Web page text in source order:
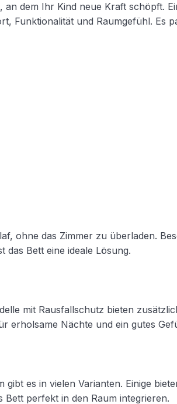
dem Ihr Kind neue Kraft schöpft.
Funktionalität und Raumgefühl. Es
ohne das Zimmer zu überladen.
das Bett eine ideale Lösung.
mit Rausfallschutz bieten
erholsame Nächte und ein gutes
es in vielen Varianten. Einige
Bett perfekt in den Raum integrieren.